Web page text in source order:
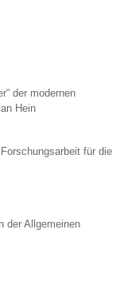
der modernen
Hein
für die
der Allgemeinen